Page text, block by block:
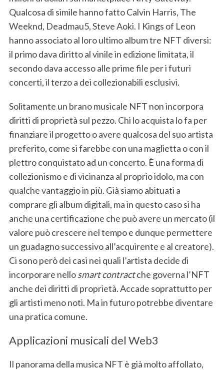
Qualcosa di simile hanno fatto Calvin Harris, The
Weeknd, Deadmau5, Steve Aoki. I Kings of Leon
hanno associato al loro ultimo album tre NFT diversi:
il primo dava diritto al vinile in edizione limitata, il
secondo dava accesso alle prime file per i futuri
concerti, il terzo a dei collezionabili esclusivi.
Solitamente un brano musicale NFT non incorpora
diritti di proprietà sul pezzo. Chi lo acquista lo fa per
finanziare il progetto o avere qualcosa del suo artista
preferito, come si farebbe con una maglietta o con il
plettro conquistato ad un concerto. È una forma di
collezionismo e di vicinanza al proprio idolo, ma con
qualche vantaggio in più. Già siamo abituati a
comprare gli album digitali, ma in questo caso si ha
anche una certificazione che può avere un mercato (il
valore può crescere nel tempo e dunque permettere
un guadagno successivo all’acquirente e al creatore).
Ci sono però dei casi nei quali l’artista decide di
incorporare nellosmart contractche governa l’NFT
anche dei diritti di proprietà. Accade soprattutto per
gli artisti meno noti. Ma in futuro potrebbe diventare
una pratica comune.
Applicazioni musicali del Web3
Il panorama della musica NFT è già molto affollato,